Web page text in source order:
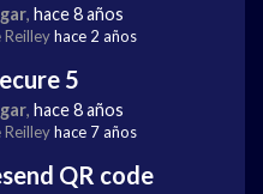
, hace 8 años
hace 2 años
5
, hace 8 años
hace 7 años
QR code